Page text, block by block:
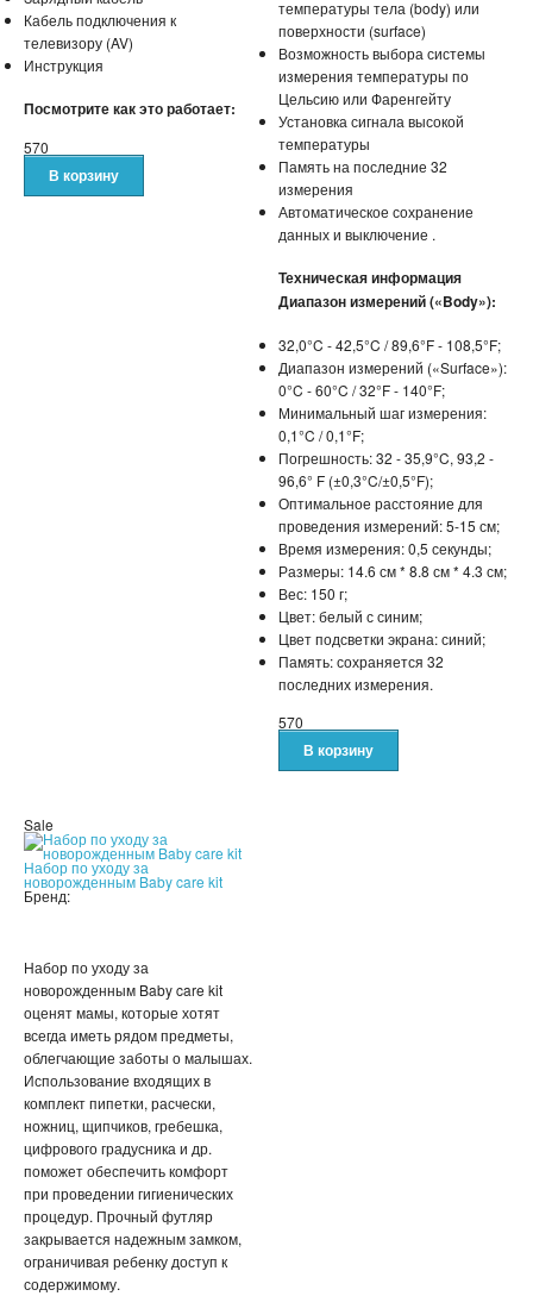
Кабель подключения к
телевизору (AV)
Инструкция
Посмотрите как это работает:
570
температуры тела (body) или
поверхности (surface)
Возможность выбора системы
измерения температуры по
Цельсию или Фаренгейту
Установка сигнала высокой
температуры
Память на последние 32
измерения
Автоматическое сохранение
данных и выключение .
Техническая информация
Диапазон измерений («Body»):
32,0°C - 42,5°C / 89,6°F - 108,5°F;
Диапазон измерений («Surface»):
0°C - 60°C / 32°F - 140°F;
Минимальный шаг измерения:
0,1°C / 0,1°F;
Погрешность: 32 - 35,9°C, 93,2 -
96,6° F (±0,3°C/±0,5°F);
Оптимальное расстояние для
проведения измерений: 5-15 см;
Время измерения: 0,5 секунды;
Размеры: 14.6 см * 8.8 см * 4.3 см;
Вес: 150 г;
Цвет: белый с синим;
Цвет подсветки экрана: синий;
Память: сохраняется 32
последних измерения.
570
Sale
Набор по уходу за
новорожденным Baby care kit
Бренд:
Набор по уходу за
новорожденным Baby care kit
оценят мамы, которые хотят
всегда иметь рядом предметы,
облегчающие заботы о малышах.
Использование входящих в
комплект пипетки, расчески,
ножниц, щипчиков, гребешка,
цифрового градусника и др.
поможет обеспечить комфорт
при проведении гигиенических
процедур. Прочный футляр
закрывается надежным замком,
ограничивая ребенку доступ к
содержимому.